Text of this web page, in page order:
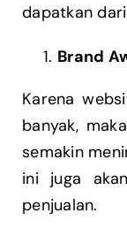
dapatkan
Brand
Karena
banyak,
semakin
ini juga
penjualan.